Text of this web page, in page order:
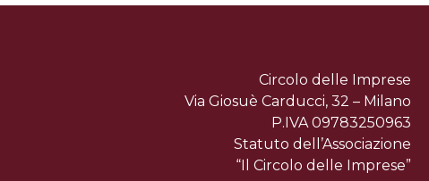
Circolo delle Imprese
Via Giosuè Carducci, 32 – Milano
P.IVA 09783250963
Statuto dell’Associazione
“Il Circolo delle Imprese”